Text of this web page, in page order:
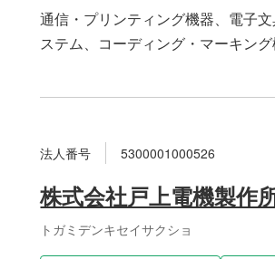
通信・プリンティング機器、電子
ステム、コーディング・マーキン
法人番号 5300001000526
株式会社戸上電機製作
トガミデンキセイサクショ